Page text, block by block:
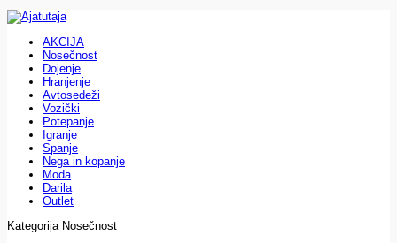
AKCIJA
Nosečnost
Dojenje
Hranjenje
Avtosedeži
Vozički
Potepanje
Igranje
Spanje
Nega in kopanje
Moda
Darila
Outlet
Kategorija Nosečnost